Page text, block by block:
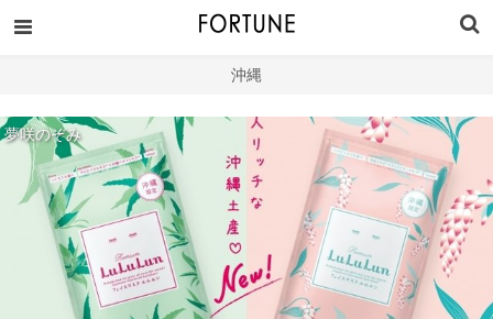
沖縄
夢咲のぞみ